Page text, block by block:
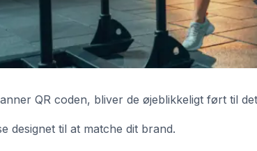
QR coden, bliver de øjeblikkeligt ført til
designet til at matche dit brand.